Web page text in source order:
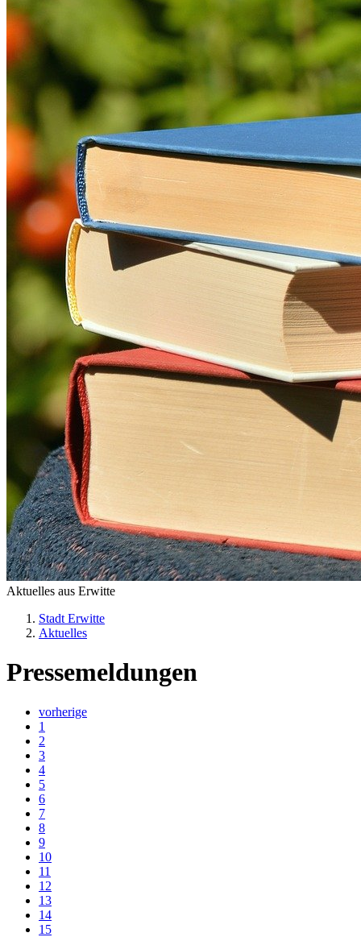
Aktuelles aus Erwitte
Stadt Erwitte
Aktuelles
Pressemeldungen
vorherige
1
2
3
4
5
6
7
8
9
10
11
12
13
14
15